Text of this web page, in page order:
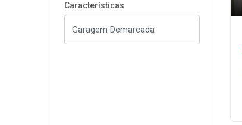
Características